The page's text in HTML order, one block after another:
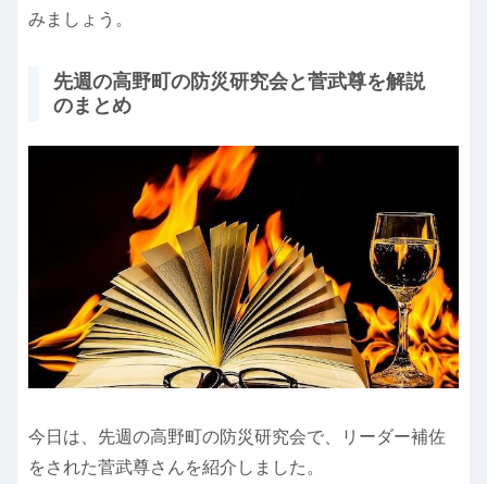
みましょう。
先週の高野町の防災研究会と菅武尊を解説
のまとめ
今日は、先週の高野町の防災研究会で、リーダー補佐
をされた菅武尊さんを紹介しました。